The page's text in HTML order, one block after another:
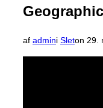
Geographic
af admini Sleton
d.
29.